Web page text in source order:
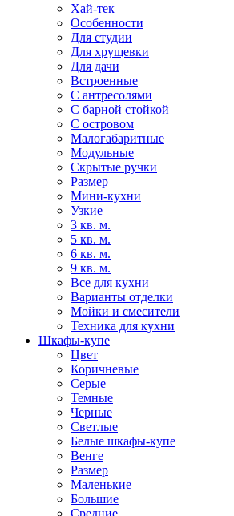
Хай-тек
Особенности
Для студии
Для хрущевки
Для дачи
Встроенные
С антресолями
С барной стойкой
С островом
Малогабаритные
Модульные
Скрытые ручки
Размер
Мини-кухни
Узкие
3 кв. м.
5 кв. м.
6 кв. м.
9 кв. м.
Все для кухни
Варианты отделки
Мойки и смесители
Техника для кухни
Шкафы-купе
Цвет
Коричневые
Серые
Темные
Черные
Светлые
Белые шкафы-купе
Венге
Размер
Маленькие
Большие
Средние